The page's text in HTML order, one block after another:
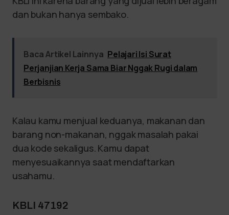
dan bukan hanya sembako.
Baca Artikel Lainnya Pelajari Isi Surat
Perjanjian Kerja Sama Biar Nggak Rugi dalam
Berbisnis
Kalau kamu menjual keduanya, makanan dan
barang non-makanan, nggak masalah pakai
dua kode sekaligus. Kamu dapat
menyesuaikannya saat mendaftarkan
usahamu.
KBLI 47192